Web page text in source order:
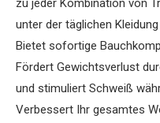
zu jeder Kombination von
unter der täglichen
Bietet sofortige
Fördert Gewichtsverlust
und stimuliert Schweiß
Verbessert Ihr gesamtes